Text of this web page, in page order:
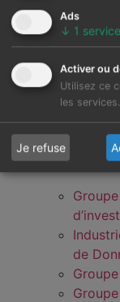
de
Ads
↓ 1 service
Activer ou
Utilisez ce
les services.
Je refuse